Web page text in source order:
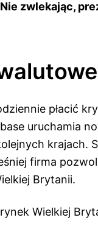
zwlekając,
płacić
uruchamia
krajach.
firma
Brytanii.
Wielkiej